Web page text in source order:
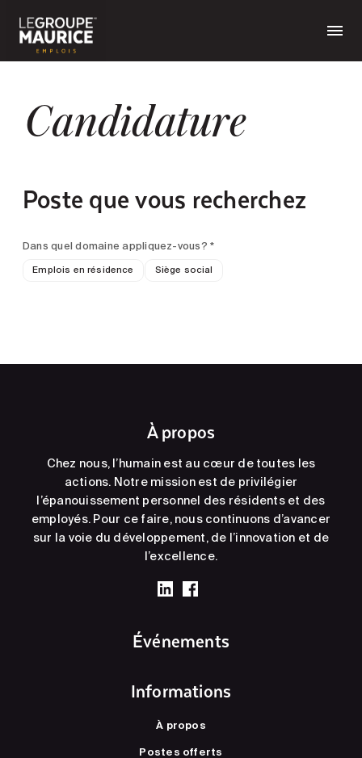
Candidature
Poste que vous recherchez
Dans quel domaine appliquez-vous? *
Emplois en résidence Siège social
À propos
Chez nous, l’humain est au cœur de toutes les
actions. Notre mission est de privilégier
l’épanouissement personnel des résidents et des
employés. Pour ce faire, nous continuons d’avancer
sur la voie du développement, de l’innovation et de
l’excellence.
Événements
Informations
À propos
Postes offerts